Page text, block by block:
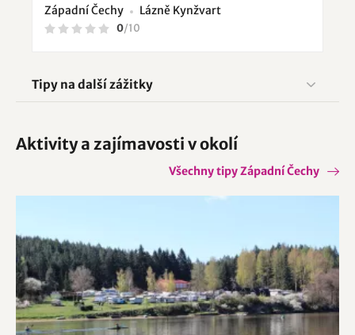
Západní Čechy Lázně Kynžvart
0/10
Tipy na další zážitky
Aktivity a zajímavosti v okolí
Všechny tipy Západní Čechy